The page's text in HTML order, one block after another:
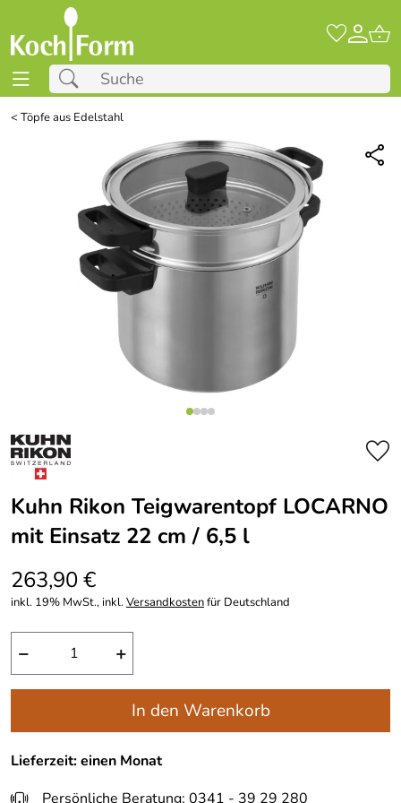
<Töpfe aus Edelstahl
Kuhn Rikon Teigwarentopf LOCARNO
mit Einsatz 22 cm / 6,5 l
263,90 €
inkl. 19% MwSt., inkl.Versandkostenfür Deutschland
− +
In den Warenkorb
Lieferzeit: einen Monat
Persönliche Beratung: 0341 - 39 29 280